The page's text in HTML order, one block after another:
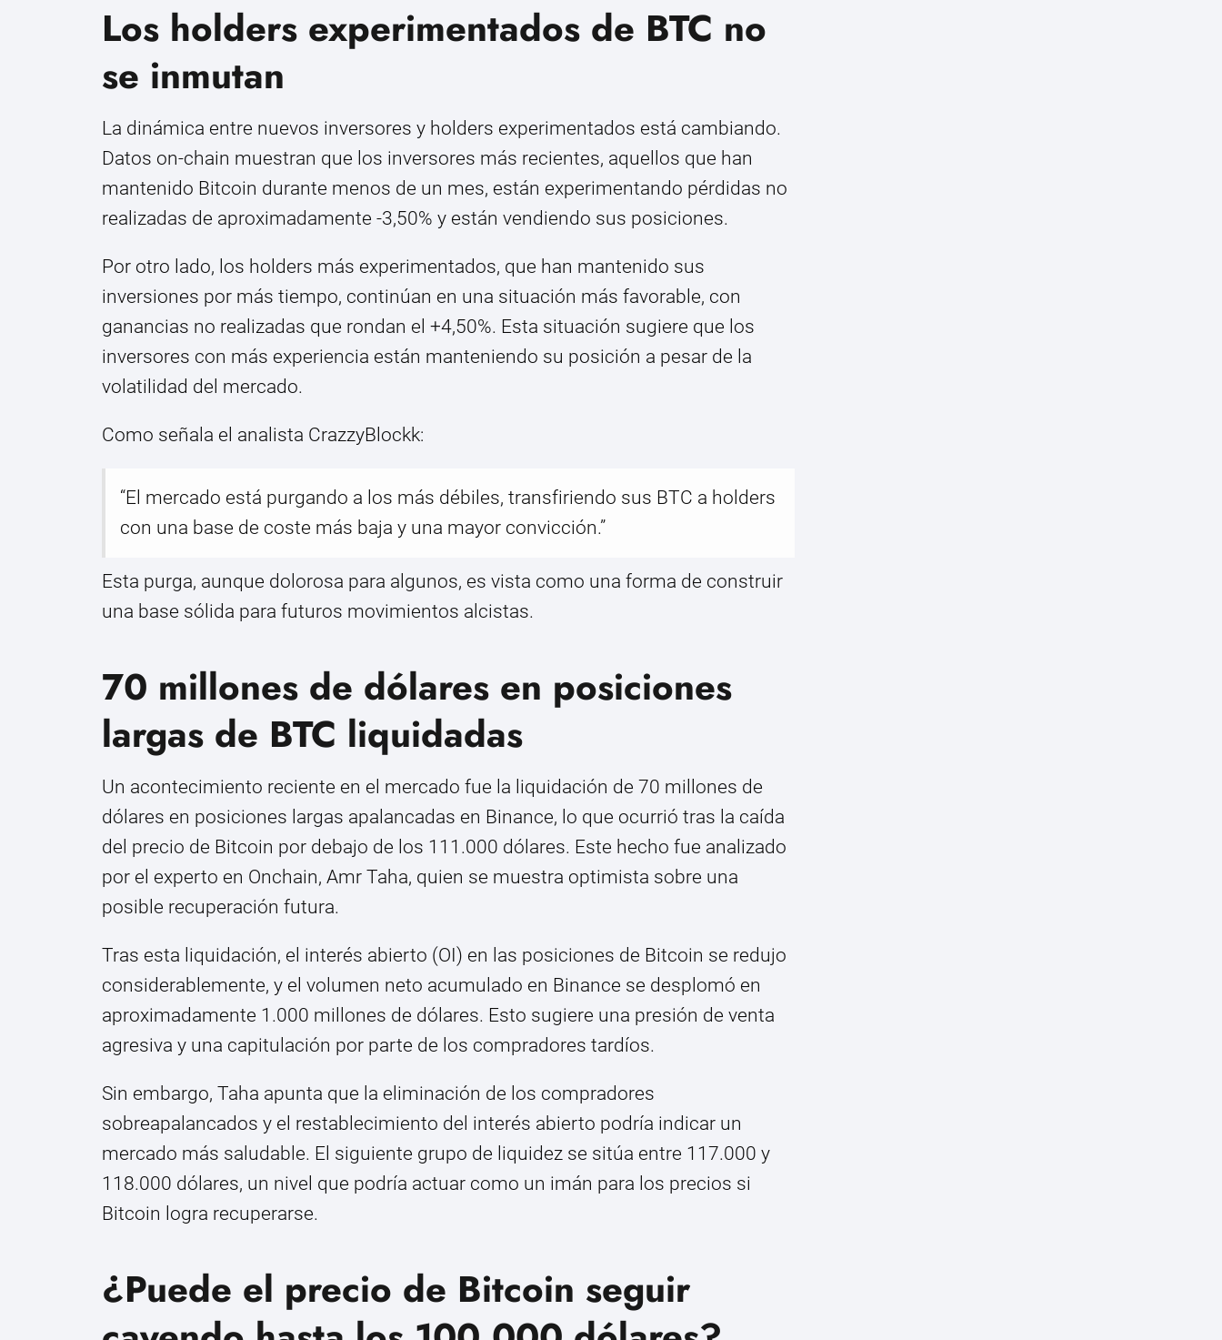
Los holders experimentados de BTC no
se inmutan
La dinámica entre nuevos inversores y holders experimentados está cambiando.
Datos on-chain muestran que los inversores más recientes, aquellos que han
mantenido Bitcoin durante menos de un mes, están experimentando pérdidas no
realizadas de aproximadamente -3,50% y están vendiendo sus posiciones.
Por otro lado, los holders más experimentados, que han mantenido sus
inversiones por más tiempo, continúan en una situación más favorable, con
ganancias no realizadas que rondan el +4,50%. Esta situación sugiere que los
inversores con más experiencia están manteniendo su posición a pesar de la
volatilidad del mercado.
Como señala el analista CrazzyBlockk:
“El mercado está purgando a los más débiles, transfiriendo sus BTC a holders
con una base de coste más baja y una mayor convicción.”
Esta purga, aunque dolorosa para algunos, es vista como una forma de construir
una base sólida para futuros movimientos alcistas.
70 millones de dólares en posiciones
largas de BTC liquidadas
Un acontecimiento reciente en el mercado fue la liquidación de 70 millones de
dólares en posiciones largas apalancadas en Binance, lo que ocurrió tras la caída
del precio de Bitcoin por debajo de los 111.000 dólares. Este hecho fue analizado
por el experto en Onchain, Amr Taha, quien se muestra optimista sobre una
posible recuperación futura.
Tras esta liquidación, el interés abierto (OI) en las posiciones de Bitcoin se redujo
considerablemente, y el volumen neto acumulado en Binance se desplomó en
aproximadamente 1.000 millones de dólares. Esto sugiere una presión de venta
agresiva y una capitulación por parte de los compradores tardíos.
Sin embargo, Taha apunta que la eliminación de los compradores
sobreapalancados y el restablecimiento del interés abierto podría indicar un
mercado más saludable. El siguiente grupo de liquidez se sitúa entre 117.000 y
118.000 dólares, un nivel que podría actuar como un imán para los precios si
Bitcoin logra recuperarse.
¿Puede el precio de Bitcoin seguir